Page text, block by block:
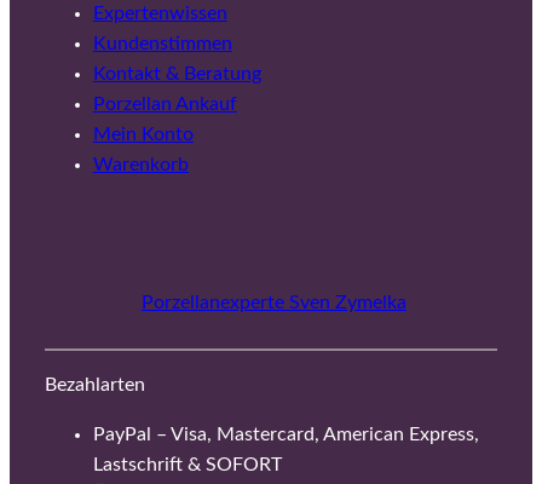
Expertenwissen
Kundenstimmen
Kontakt & Beratung
Porzellan Ankauf
Mein Konto
Warenkorb
Porzellanexperte Sven Zymelka
Bezahlarten
PayPal – Visa, Mastercard, American Express,
Lastschrift & SOFORT